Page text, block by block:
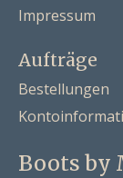
Impressum
Aufträge
Bestellungen
Boots by